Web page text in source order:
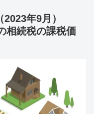
年9月）
相続税の課税価